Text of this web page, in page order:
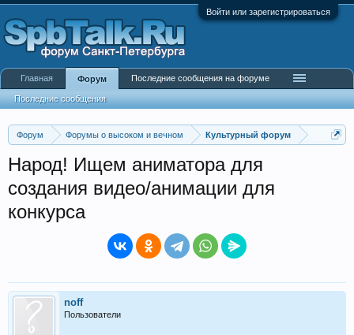
Войти или зарегистрироваться
Форум Форумы о высоком и вечном Культурный форум
Народ! Ищем аниматора для
создания видео/анимации для
конкурса
noff
Пользователи
Главная Форум
Последние сообщения
Последние сообщения на форуме